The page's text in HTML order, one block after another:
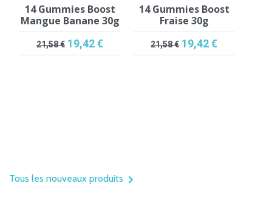
14 Gummies Boost
Mangue Banane 30g
Prix de base
21,58 € Prix
19,42 €
14 Gummies Boost
Fraise 30g
Prix de base
21,58 € Prix
19,42 €
Tous les nouveaux produits 